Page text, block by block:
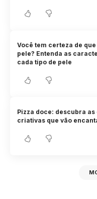
Você tem certeza de
pele? Entenda as
cada tipo de pele
Pizza doce: descubra
criativas que vão